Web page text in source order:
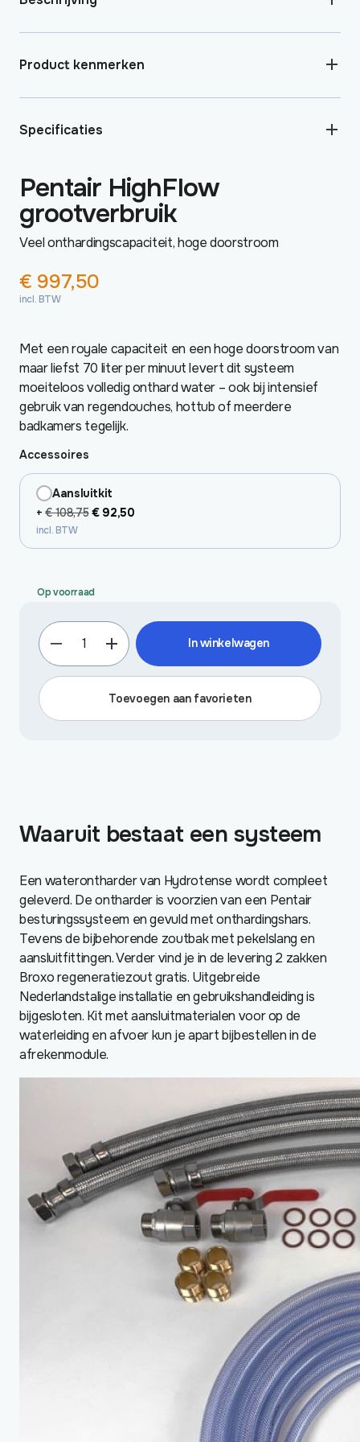
Product kenmerken
Specificaties
Pentair HighFlow
grootverbruik
Veel onthardingscapaciteit, hoge doorstroom
€ 997,50
incl. BTW
Met een royale capaciteit en een hoge doorstroom van
maar liefst 70 liter per minuut levert dit systeem
moeiteloos volledig onthard water – ook bij intensief
gebruik van regendouches, hottub of meerdere
badkamers tegelijk.
Accessoires
Aansluitkit
+€108,75Oorspronkelijke
was:
€92,50Huidige
is:
incl. BTW
Op voorraad
Pentair
HighFlow
grootverbruik
aantal
In winkelwagen
Toevoegen aan favorieten
Waaruit bestaat een systeem
Een waterontharder van Hydrotense wordt compleet
geleverd. De ontharder is voorzien van een Pentair
besturingssysteem en gevuld met onthardingshars.
Tevens de bijbehorende zoutbak met pekelslang en
aansluitfittingen. Verder vind je in de levering 2 zakken
Broxo regeneratiezout gratis. Uitgebreide
Nederlandstalige installatie en gebruikshandleiding is
bijgesloten. Kit met aansluitmaterialen voor op de
waterleiding en afvoer kun je apart bijbestellen in de
afrekenmodule.